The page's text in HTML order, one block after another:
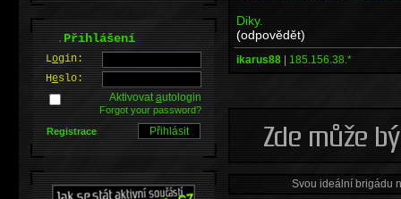
Diky.
(odpovědět)
ikarus88 | 185.156.38.*
Svou ideální brigádu
.Přihlášení
Login:
Heslo:
Aktivovatautologin
Forgot your password?
Registrace